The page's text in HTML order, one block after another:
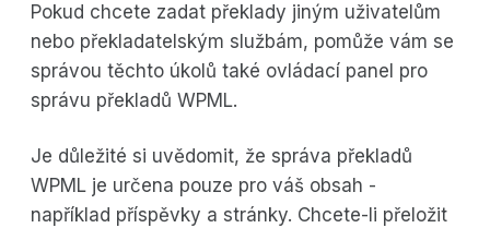
Pokud chcete zadat překlady jiným uživatelům
nebo překladatelským službám, pomůže vám se
správou těchto úkolů také ovládací panel pro
správu překladů WPML.
Je důležité si uvědomit, že správa překladů
WPML je určena pouze pro váš obsah -
například příspěvky a stránky. Chcete-li přeložit